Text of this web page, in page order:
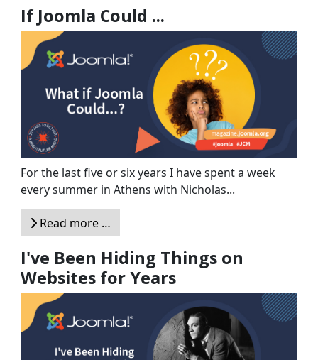
If Joomla Could ...
For the last five or six years I have spent a week
every summer in Athens with Nicholas...
Read more …
I've Been Hiding Things on
Websites for Years